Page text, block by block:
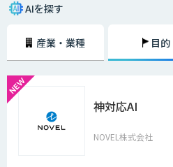
AIを探す
産業・業種 目的
神対応AI
NOVEL株式会社